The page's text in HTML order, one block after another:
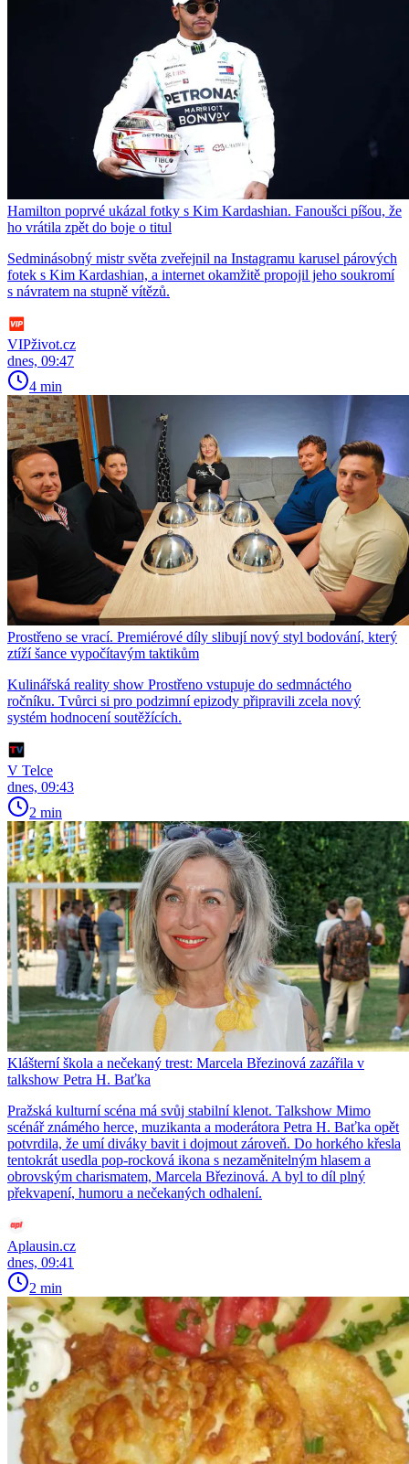
Hamilton poprvé ukázal fotky s Kim Kardashian. Fanoušci píšou, že
ho vrátila zpět do boje o titul
Sedminásobný mistr světa zveřejnil na Instagramu karusel párových
fotek s Kim Kardashian, a internet okamžitě propojil jeho soukromí
s návratem na stupně vítězů.
VIPživot.cz
dnes, 09:47
4 min
Prostřeno se vrací. Premiérové díly slibují nový styl bodování, který
ztíží šance vypočítavým taktikům
Kulinářská reality show Prostřeno vstupuje do sedmnáctého
ročníku. Tvůrci si pro podzimní epizody připravili zcela nový
systém hodnocení soutěžících.
V Telce
dnes, 09:43
2 min
Klášterní škola a nečekaný trest: Marcela Březinová zazářila v
talkshow Petra H. Baťka
Pražská kulturní scéna má svůj stabilní klenot. Talkshow Mimo
scénář známého herce, muzikanta a moderátora Petra H. Baťka opět
potvrdila, že umí diváky bavit i dojmout zároveň. Do horkého křesla
tentokrát usedla pop-rocková ikona s nezaměnitelným hlasem a
obrovským charismatem, Marcela Březinová. A byl to díl plný
překvapení, humoru a nečekaných odhalení.
Aplausin.cz
dnes, 09:41
2 min